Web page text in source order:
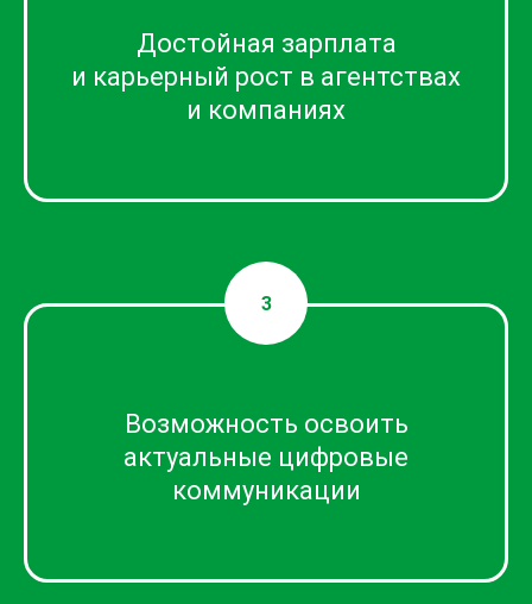
Достойная зарплата
и карьерный рост в агентствах
и компаниях
Возможность освоить
актуальные цифровые
коммуникации